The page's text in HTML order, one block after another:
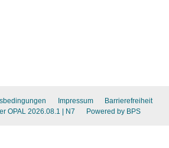
Impressum
Barrierefreiheit
OPAL 2026.08.1 | N7 Powered by BPS